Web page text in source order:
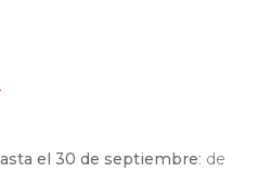
el 30 de septiembre: de